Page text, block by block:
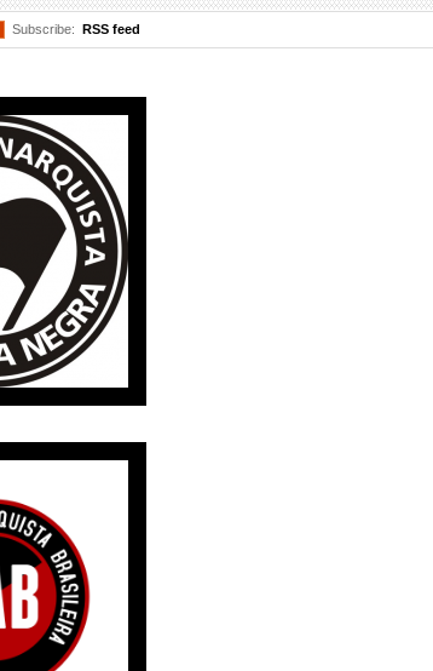
Subscribe: RSS feed